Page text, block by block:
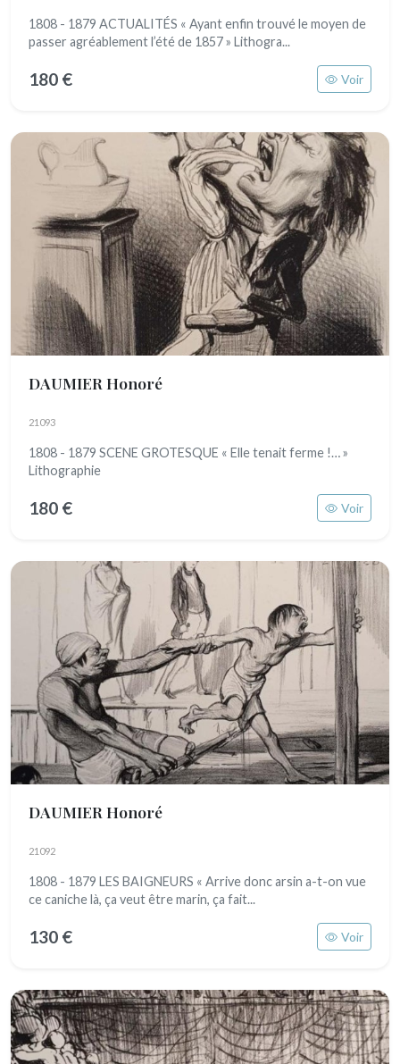
1808 - 1879 ACTUALITÉS « Ayant enfin trouvé le moyen de
passer agréablement l’été de 1857 » Lithogra...
180 € Voir
DAUMIER Honoré
21093
1808 - 1879 SCENE GROTESQUE « Elle tenait ferme !… »
Lithographie
180 € Voir
DAUMIER Honoré
21092
1808 - 1879 LES BAIGNEURS « Arrive donc arsin a-t-on vue
ce caniche là, ça veut être marin, ça fait...
130 € Voir